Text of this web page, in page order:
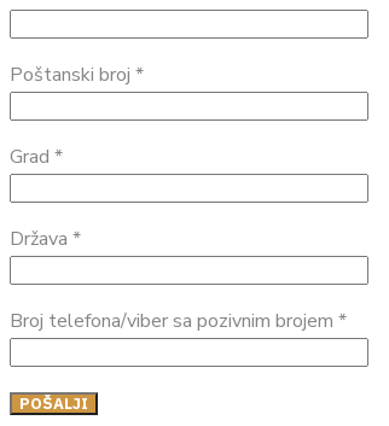
Poštanski broj *
Grad *
Država *
Broj telefona/viber sa pozivnim brojem *